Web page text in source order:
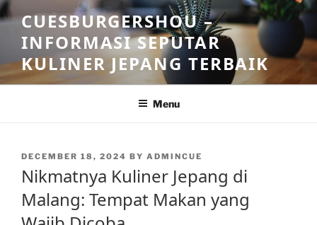
Skip
to
content
CUESBURGERSHOU –
INFORMASI SEPUTAR
KULINER JEPANG TERBAIK
Menu
POSTED
DECEMBER 18, 2024 BY ADMINCUE
Nikmatnya Kuliner Jepang di
Malang: Tempat Makan yang